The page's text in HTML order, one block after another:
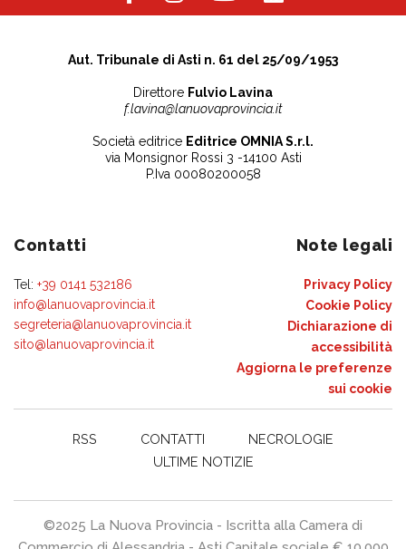
Aut. Tribunale di Asti n. 61 del 25/09/1953
Direttore Fulvio Lavina
f.lavina@lanuovaprovincia.it
Società editrice Editrice OMNIA S.r.l.
via Monsignor Rossi 3 -14100 Asti
P.Iva 00080200058
Contatti
Tel: +39 0141 532186
info@lanuovaprovincia.it
segreteria@lanuovaprovincia.it
sito@lanuovaprovincia.it
Note legali
Privacy Policy
Cookie Policy
Dichiarazione di
accessibilità
Aggiorna le preferenze
sui cookie
RSS CONTATTI
NECROLOGIE
ULTIME NOTIZIE
©2025 La Nuova Provincia - Iscritta alla Camera di